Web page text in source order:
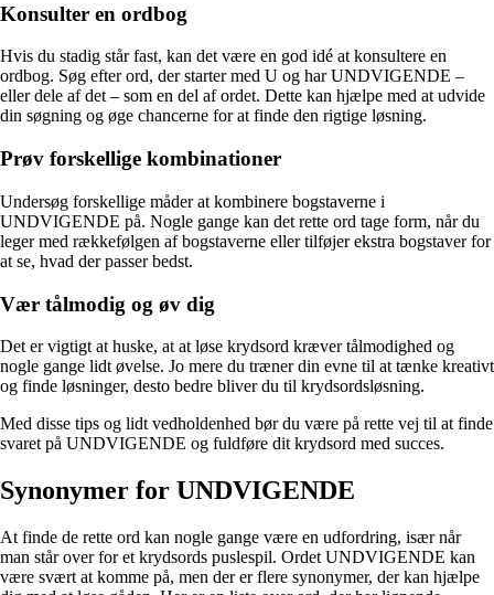
Konsulter en ordbog
Hvis du stadig står fast, kan det være en god idé at konsultere en
ordbog. Søg efter ord, der starter med U og har UNDVIGENDE –
eller dele af det – som en del af ordet. Dette kan hjælpe med at udvide
din søgning og øge chancerne for at finde den rigtige løsning.
Prøv forskellige kombinationer
Undersøg forskellige måder at kombinere bogstaverne i
UNDVIGENDE på. Nogle gange kan det rette ord tage form, når du
leger med rækkefølgen af bogstaverne eller tilføjer ekstra bogstaver for
at se, hvad der passer bedst.
Vær tålmodig og øv dig
Det er vigtigt at huske, at at løse krydsord kræver tålmodighed og
nogle gange lidt øvelse. Jo mere du træner din evne til at tænke kreativt
og finde løsninger, desto bedre bliver du til krydsordsløsning.
Med disse tips og lidt vedholdenhed bør du være på rette vej til at finde
svaret på UNDVIGENDE og fuldføre dit krydsord med succes.
Synonymer for UNDVIGENDE
At finde de rette ord kan nogle gange være en udfordring, især når
man står over for et krydsords puslespil. Ordet UNDVIGENDE kan
være svært at komme på, men der er flere synonymer, der kan hjælpe